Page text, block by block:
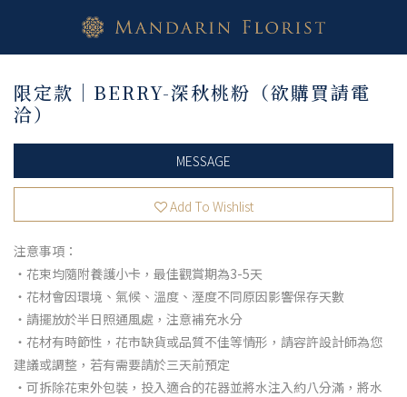
限定款｜BERRY-深秋桃粉（欲購買請電
洽）
MESSAGE
Add To Wishlist
注意事項：
・花束均隨附養護小卡，最佳觀賞期為3-5天
・花材會因環境、氣候、溫度、溼度不同原因影響保存天數
・請擺放於半日照通風處，注意補充水分
・花材有時節性，花市缺貨或品質不佳等情形，請容許設計師為您
建議或調整，若有需要請於三天前預定
・可拆除花束外包裝，投入適合的花器並將水注入約八分滿，將水